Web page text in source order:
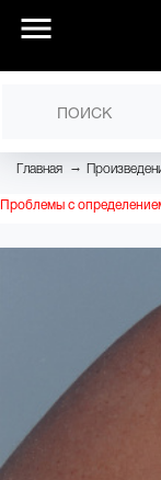
Главная →
Проблемы с